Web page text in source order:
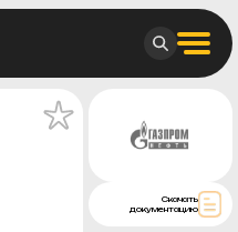
Скачать
документацию